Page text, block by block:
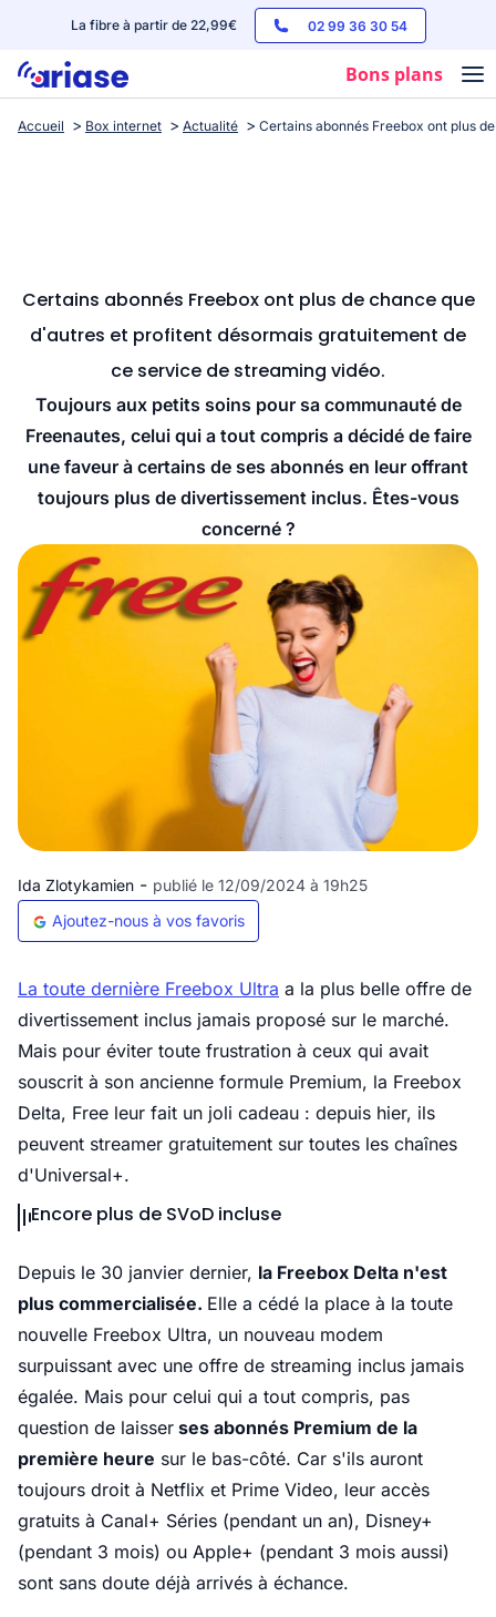
La fibre à partir de 22,99€ 02 99 36 30 54
Bons plans
Box internet
Streaming
Accueil Box internet Actualité Certains abonnés Freebox ont plus
Certains abonnés Freebox ont plus de chance que
d'autres et profitent désormais gratuitement de
ce service de streaming vidéo.
Toujours aux petits soins pour sa communauté de
Freenautes, celui qui a tout compris a décidé de faire
une faveur à certains de ses abonnés en leur offrant
toujours plus de divertissement inclus. Êtes-vous
concerné ?
Ida Zlotykamien - publié le 12/09/2024 à 19h25
Ajoutez-nous à vos favoris
La toute dernière Freebox Ultra a la plus belle offre de
divertissement inclus jamais proposé sur le marché.
Mais pour éviter toute frustration à ceux qui avait
souscrit à son ancienne formule Premium, la Freebox
Delta, Free leur fait un joli cadeau : depuis hier, ils
peuvent streamer gratuitement sur toutes les chaînes
d'Universal+.
Encore plus de SVoD incluse
Depuis le 30 janvier dernier, la Freebox Delta n'est
plus commercialisée. Elle a cédé la place à la toute
nouvelle Freebox Ultra, un nouveau modem
surpuissant avec une offre de streaming inclus jamais
égalée. Mais pour celui qui a tout compris, pas
question de laisser ses abonnés Premium de la
première heure sur le bas-côté. Car s'ils auront
toujours droit à Netflix et Prime Video, leur accès
gratuits à Canal+ Séries (pendant un an), Disney+
(pendant 3 mois) ou Apple+ (pendant 3 mois aussi)
sont sans doute déjà arrivés à échance.